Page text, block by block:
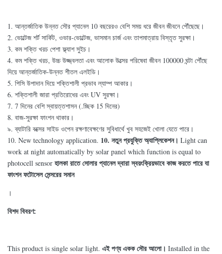
1. আন্তর্জাতিক উন্নত সৌর প্যানেল 10 বছরেরও বেশি সময় ধরে জীবন জীবনে পৌঁছেছে।
2. ভোল্টেজ শর্ট সার্কিট, ওভার-ভোল্টেজ, ভাসমান চার্জ এবং তাপমাত্রায় বিস্তৃত সুরক্ষা।
3. কম শক্তি খরচ পেশা ফ্ল্যাশ সুইচ।
4. কম শক্তি খরচ, উচ্চ উজ্জ্বলতা এবং আলোক উত্সের পরিষেবা জীবন 100000 ঘন্টা পৌঁছে
দিয়ে আন্তর্জাতিক-উন্নত শীতল এলইডি।
5. পিসি উপাদান দিয়ে শক্তিশালী প্রভাব ল্যাম্প আকার।
6. শক্তিশালী জারা প্রতিরোধের এবং UV সুরক্ষা।
7. 7 দিনের বেশি স্বায়ত্তশাসন (.চ্ছিক 15 দিনের)
8. বাজ-সুরক্ষা ফাংশন থাকার।
৯. ব্যাটারি বক্সের সাইড ওপেন রক্ষণাবেক্ষণের সুবিধার্থে খুব সহজেই খোলা যেতে পারে।
10. New technology application. 10. নতুন প্রযুক্তি অ্যাপ্লিকেশন। Light can
work at night automatically by solar panel which function is equal to
photocell sensor হালকা রাতে সোলার প্যানেল দ্বারা স্বয়ংক্রিয়ভাবে কাজ করতে পারে যা
ফাংশন ফটোসেল সেন্সরের সমান
।
বিশদ বিবরণ:
This product is single solar light. এই পণ্য একক সৌর আলো। Installed in the